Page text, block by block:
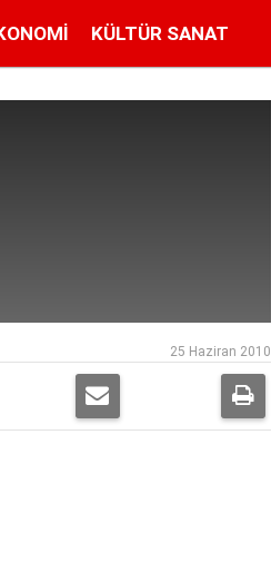
KÜLTÜR SANAT
25 Haziran 2010